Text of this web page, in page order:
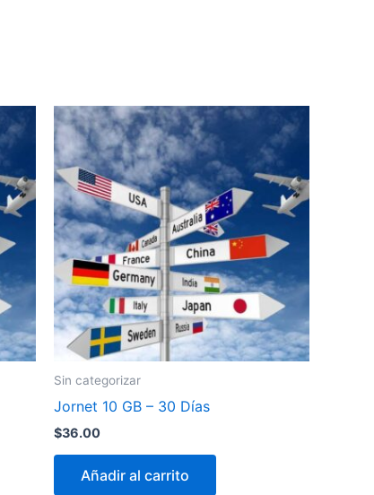
Sin categorizar
Jornet 10 GB – 30 Días
$36.00
Añadir al carrito